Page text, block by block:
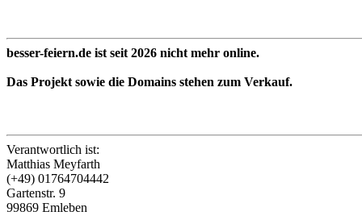
besser-feiern.de ist seit 2026 nicht mehr online.
Das Projekt sowie die Domains stehen zum Verkauf.
Verantwortlich ist:
Matthias Meyfarth
(+49) 01764704442
Gartenstr. 9
99869 Emleben